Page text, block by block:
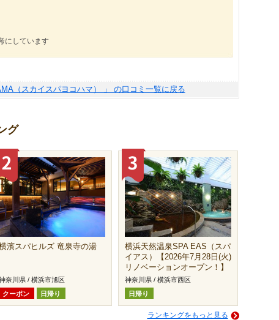
にしています
（スカイスパヨコハマ） 」 の口コミ一覧に戻る
グ
濱スパヒルズ 竜泉寺の湯
奈川県 / 横浜市旭区
クーポン
日帰り
横浜天然温泉SPA EAS（スパ
イアス）【2026年7月28日(火)
リノベーションオープン！】
神奈川県 / 横浜市西区
日帰り
ランキングをもっと見る